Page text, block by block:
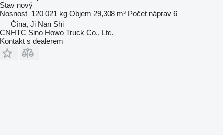
Stav nový
Nosnost 120 021 kg Objem 29,308 m³ Počet náprav 6
Čína, Ji Nan Shi
CNHTC Sino Howo Truck Co., Ltd.
Kontakt s dealerem